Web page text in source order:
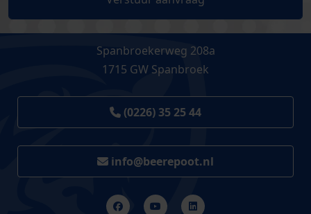
Spanbroekerweg 208a
1715 GW Spanbroek
(0226) 35 25 44
info@beerepoot.nl